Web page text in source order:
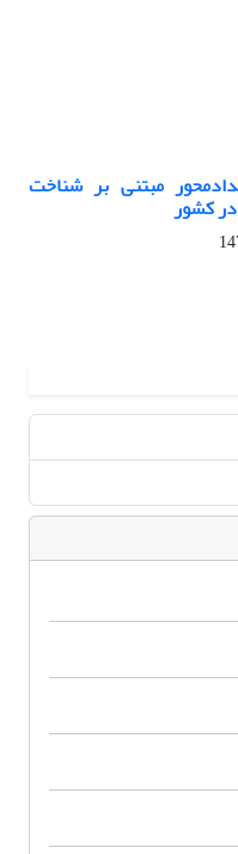
مبتنی بر شناخت
کشور